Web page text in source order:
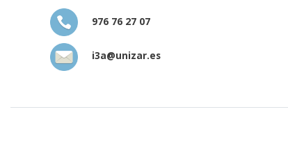
976 76 27 07
i3a@unizar.es